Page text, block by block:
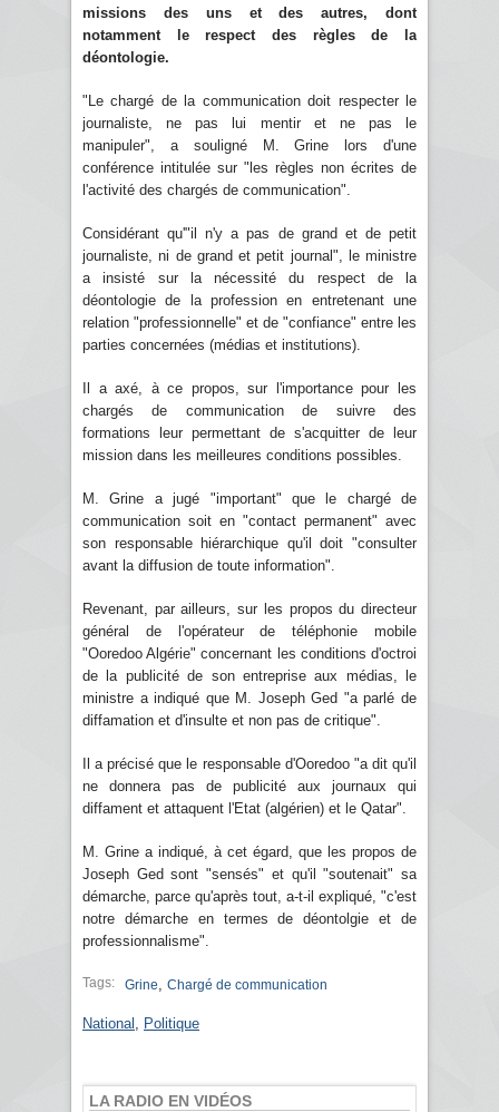
missions des uns et des autres, dont
notamment le respect des règles de la
déontologie.
"Le chargé de la communication doit respecter le
journaliste, ne pas lui mentir et ne pas le
manipuler", a souligné M. Grine lors d'une
conférence intitulée sur "les règles non écrites de
l'activité des chargés de communication".
Considérant qu'"il n'y a pas de grand et de petit
journaliste, ni de grand et petit journal", le ministre
a insisté sur la nécessité du respect de la
déontologie de la profession en entretenant une
relation "professionnelle" et de "confiance" entre les
parties concernées (médias et institutions).
Il a axé, à ce propos, sur l'importance pour les
chargés de communication de suivre des
formations leur permettant de s'acquitter de leur
mission dans les meilleures conditions possibles.
M. Grine a jugé "important" que le chargé de
communication soit en "contact permanent" avec
son responsable hiérarchique qu'il doit "consulter
avant la diffusion de toute information".
Revenant, par ailleurs, sur les propos du directeur
général de l'opérateur de téléphonie mobile
"Ooredoo Algérie" concernant les conditions d'octroi
de la publicité de son entreprise aux médias, le
ministre a indiqué que M. Joseph Ged "a parlé de
diffamation et d'insulte et non pas de critique".
Il a précisé que le responsable d'Ooredoo "a dit qu'il
ne donnera pas de publicité aux journaux qui
diffament et attaquent l'Etat (algérien) et le Qatar".
M. Grine a indiqué, à cet égard, que les propos de
Joseph Ged sont "sensés" et qu'il "soutenait" sa
démarche, parce qu'après tout, a-t-il expliqué, "c'est
notre démarche en termes de déontolgie et de
professionnalisme".
Tags: Grine Chargé de communication
National Politique
LA RADIO EN VIDÉOS